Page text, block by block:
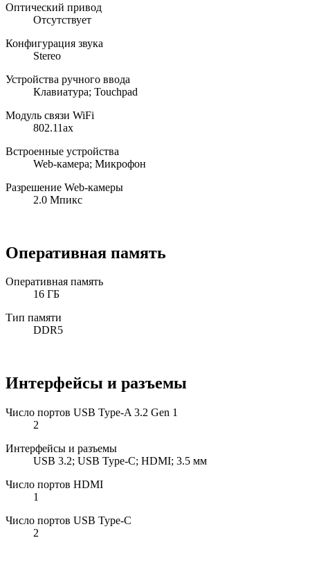
Оптический привод
Отсутствует
Конфигурация звука
Stereo
Устройства ручного ввода
Клавиатура; Touchpad
Модуль связи WiFi
802.11ax
Встроенные устройства
Web-камера; Микрофон
Разрешение Web-камеры
2.0 Мпикс
Оперативная память
Оперативная память
16 ГБ
Тип памяти
DDR5
Интерфейсы и разъемы
Число портов USB Type-A 3.2 Gen 1
2
Интерфейсы и разъемы
USB 3.2; USB Type-C; HDMI; 3.5 мм
Число портов HDMI
1
Число портов USB Type-C
2